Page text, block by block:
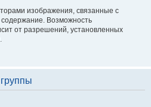
изображения, связанные с
Возможность
от разрешений, установленных